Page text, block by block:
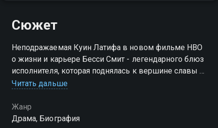
Сюжет
Неподражаемая Куин Латифа в новом фильме НВО
о жизни и карьере Бесси Смит - легендарного блюз
исполнителя, которая поднялась к вершине славы в
первой половине ХХ века. Фильм основан на
Читать дальше
Жанр
Драма, Биография